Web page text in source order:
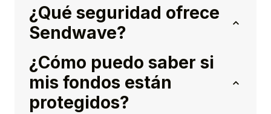
¿Qué seguridad ofrece
Sendwave?
¿Cómo puedo saber si
mis fondos están
protegidos?